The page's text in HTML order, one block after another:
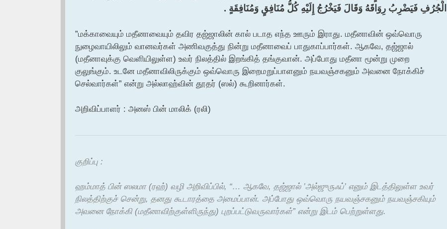
الْجُرُفِ فَيَضْرِبُ رِوَاقَهُ وَقَالَ فَيَخْرُجُ إِلَيْهِ كُلُّ مُنَافِقٍ وَمُنَافِقَةٍ ‏.‏
”மக்காவையும் மதீனாவையும் தவிர தஜ்ஜாலின் கால் படாத எந்த ஊரும் இராது. மதீனாவின் ஒவ்வொரு
நுழைவாயிலிலும் வானவர்கள் அணிவகுத்து நின்று மதீனாவைப் பாதுகாப்பார்கள். ஆகவே, தஜ்ஜால்
(மதீனாவுக்கு வெளியிலுள்ள) உவர் நிலத்தில் இறங்கித் தங்குவான். அப்போது மதீனா மூன்று முறை
குலுங்கும். உடனே மதீனாவிலிருக்கும் ஒவ்வொரு இறைமறுப்பாளனும் நயவஞ்சகனும் அவனை நோக்கிச்
செல்வார்கள்” என்று அல்லாஹ்வின் தூதர் (ஸல்) கூறினார்கள்.
அறிவிப்பாளர் : அனஸ் பின் மாலிக் (ரலி)
குறிப்பு :
ஹம்மாத் பின் ஸலமா (ரஹ்) வழி அறிவிப்பில், “… ஆகவே, தஜ்ஜால் ’அல்ஜுருஃப்’ எனும் இடத்திலுள்ள உவர்
நிலத்திற்குச் சென்று, தனது கூடாரத்தை அமைப்பான். அப்போது ஒவ்வொரு நயவஞ்சகனும் நயவஞ்சகியும்
அவனை நோக்கி (மதீனாவிற்குள்ளிருந்து) புறப்பட்டுவருவார்கள்” என்று இடம் பெற்றுள்ளது.